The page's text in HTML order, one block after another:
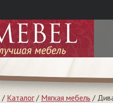
/ Каталог/ Мягкая мебель /